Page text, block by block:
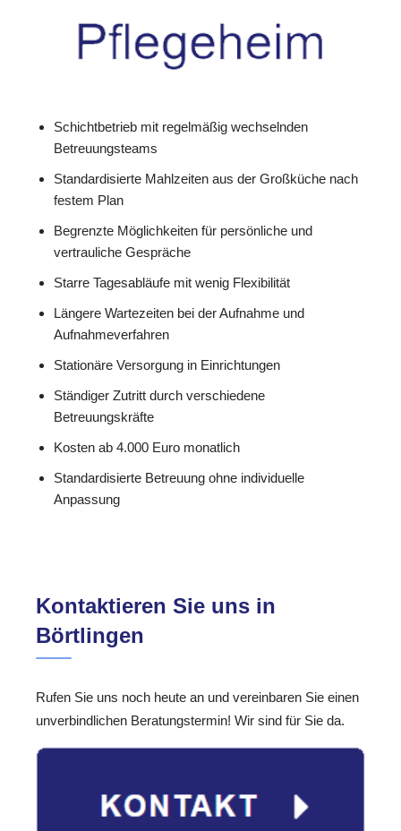
Schichtbetrieb mit regelmäßig wechselnden
Betreuungsteams
Standardisierte Mahlzeiten aus der Großküche nach
festem Plan
Begrenzte Möglichkeiten für persönliche und
vertrauliche Gespräche
Starre Tagesabläufe mit wenig Flexibilität
Längere Wartezeiten bei der Aufnahme und
Aufnahmeverfahren
Stationäre Versorgung in Einrichtungen
Ständiger Zutritt durch verschiedene
Betreuungskräfte
Kosten ab 4.000 Euro monatlich
Standardisierte Betreuung ohne individuelle
Anpassung
Kontaktieren Sie uns in
Börtlingen
Rufen Sie uns noch heute an und vereinbaren Sie einen
unverbindlichen Beratungstermin! Wir sind für Sie da.